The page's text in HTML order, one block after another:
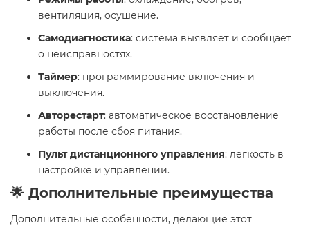
вентиляция, осушение.
Самодиагностика: система выявляет и сообщает
о неисправностях.
Таймер: программирование включения и
выключения.
Авторестарт: автоматическое восстановление
работы после сбоя питания.
Пульт дистанционного управления: легкость в
настройке и управлении.
🌟 Дополнительные преимущества
Дополнительные особенности, делающие этот